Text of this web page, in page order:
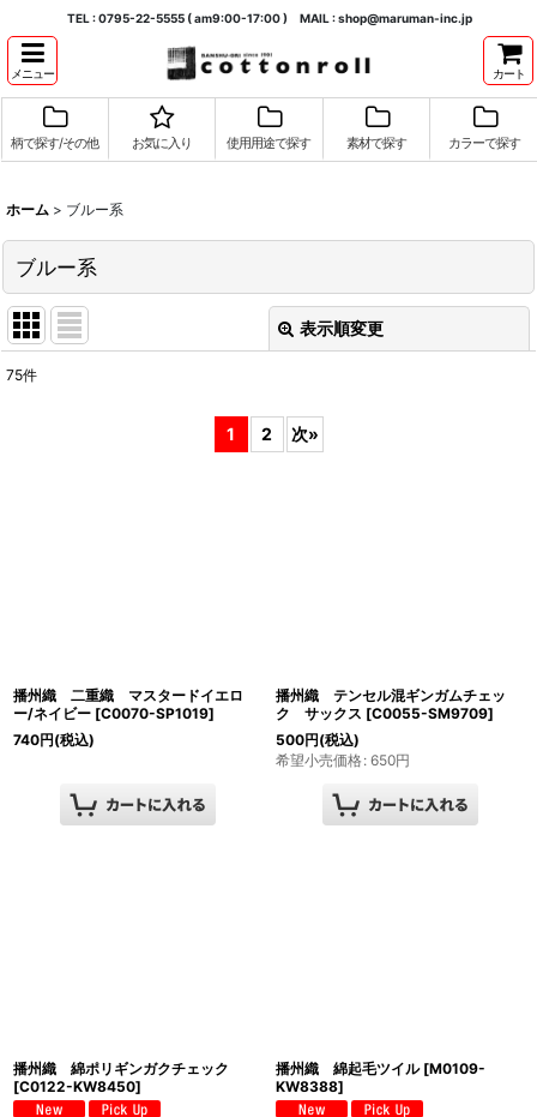
TEL : 0795-22-5555 ( am9:00-17:00 ) MAIL : shop@maruman-inc.jp
メニュー カート
柄で探す/その他 お気に入り 使用用途で探す 素材で探す カラーで探す
ホーム > ブルー系
ブルー系
表示順変更
75件
1 2 次»
播州織 二重織 マスタードイエロ
ー/ネイビー [C0070-SP1019]
740円(税込)
播州織 テンセル混ギンガムチェッ
ク サックス [C0055-SM9709]
500円(税込)
希望小売価格: 650円
播州織 綿ポリギンガクチェック
[C0122-KW8450]
播州織 綿起毛ツイル [M0109-
KW8388]